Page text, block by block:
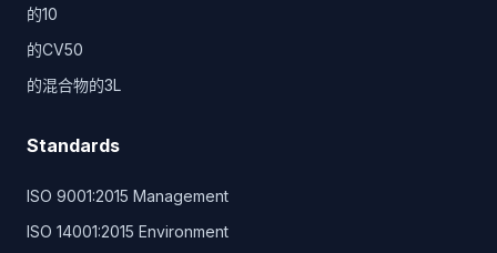
的10
的CV50
的混合物的3L
Standards
ISO 9001:2015 Management
ISO 14001:2015 Environment